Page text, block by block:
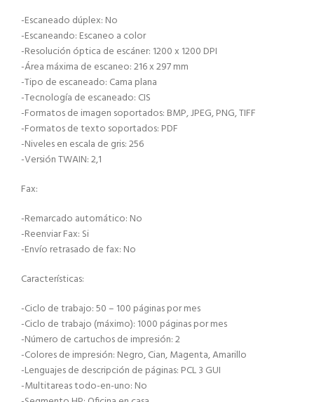
-Escaneado dúplex: No
-Escaneando: Escaneo a color
-Resolución óptica de escáner: 1200 x 1200 DPI
-Área máxima de escaneo: 216 x 297 mm
-Tipo de escaneado: Cama plana
-Tecnología de escaneado: CIS
-Formatos de imagen soportados: BMP, JPEG, PNG, TIFF
-Formatos de texto soportados: PDF
-Niveles en escala de gris: 256
-Versión TWAIN: 2,1
Fax:
-Remarcado automático: No
-Reenviar Fax: Si
-Envío retrasado de fax: No
Características:
-Ciclo de trabajo: 50 – 100 páginas por mes
-Ciclo de trabajo (máximo): 1000 páginas por mes
-Número de cartuchos de impresión: 2
-Colores de impresión: Negro, Cian, Magenta, Amarillo
-Lenguajes de descripción de páginas: PCL 3 GUI
-Multitareas todo-en-uno: No